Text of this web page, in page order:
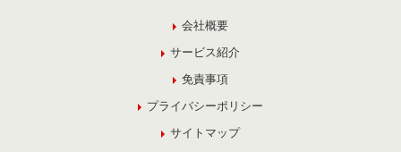
会社概要
サービス紹介
免責事項
プライバシーポリシー
サイトマップ